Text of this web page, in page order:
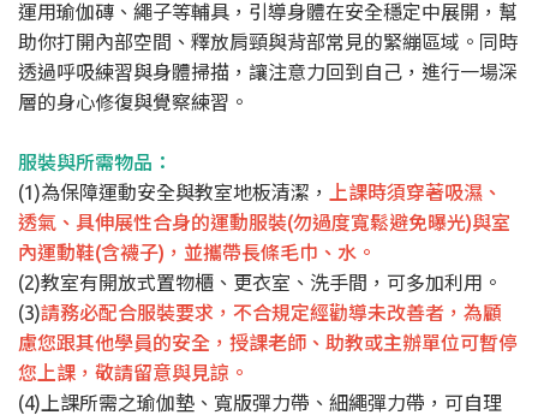
運用瑜伽磚、繩子等輔具，引導身體在安全穩定中展開，幫
助你打開內部空間、釋放肩頸與背部常見的緊繃區域。同時
透過呼吸練習與身體掃描，讓注意力回到自己，進行一場深
層的身心修復與覺察練習。
服裝與所需物品：
(1)為保障運動安全與教室地板清潔，
上課時須穿著吸濕、
透氣、具伸展性合身的運動服裝(勿過度寬鬆避免曝光)與室
內運動鞋(含襪子)，並攜帶長條毛巾、水。
(2)教室有開放式置物櫃、更衣室、洗手間，可多加利用。
(3)請務必配合服裝要求，不合規定經勸導未改善者，為顧
慮您跟其他學員的安全，授課老師、助教或主辦單位可暫停
您上課，敬請留意與見諒。
(4)上課所需之瑜伽墊、寬版彈力帶、細繩彈力帶，可自理